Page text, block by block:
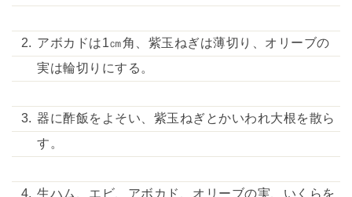
アボカドは1㎝角、紫玉ねぎは薄切り、オリーブの
実は輪切りにする。
器に酢飯をよそい、紫玉ねぎとかいわれ大根を散ら
す。
生ハム、エビ、アボカド、オリーブの実、いくらを